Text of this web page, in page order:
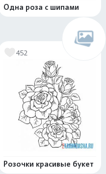
Одна роза с шипами
452
Розочки красивые букет